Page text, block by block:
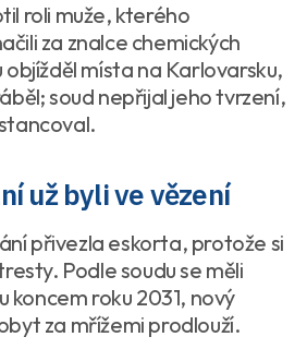
roli muže, kterého
za znalce chemických
objížděl místa na Karlovarsku,
soud nepřijal jeho tvrzení,
už byli ve vězení
přivezla eskorta, protože si
Podle soudu se měli
koncem roku 2031, nový
za mřížemi prodlouží.